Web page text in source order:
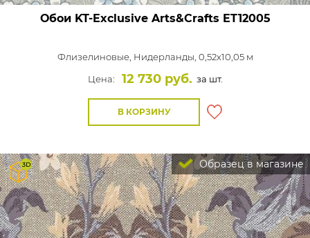
Обои KT-Exclusive Arts&Crafts ET12005
Флизелиновые, Нидерланды, 0,52x10,05 м
Цена:
12 730 руб. за шт.
В КОРЗИНУ
Образец в магазине